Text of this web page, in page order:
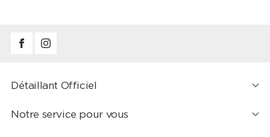
Détaillant Officiel
Notre service pour vous